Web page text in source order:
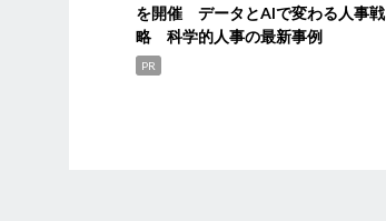
を開催 データとAIで変わる人事戦
略 科学的人事の最新事例
PR